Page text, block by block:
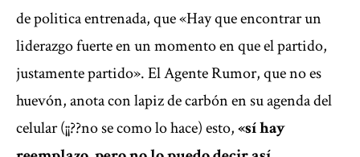
de politica entrenada, que «Hay que encontrar un
liderazgo fuerte en un momento en que el partido,
justamente partido». El Agente Rumor, que no es
huevón, anota con lapiz de carbón en su agenda del
celular (¡¡??no se como lo hace) esto,«sí hay